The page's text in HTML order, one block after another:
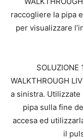
raccogliere la pipa
per visualizzare
SOLUZIONE
WALKTHROUGH
a sinistra.
pipa sulla fine
accesa ed
il